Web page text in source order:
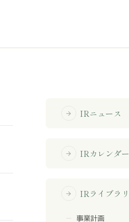
arrow_forward IRニュース
arrow_forward IRカレンダー
arrow_forward IRライブラリ
事業計画